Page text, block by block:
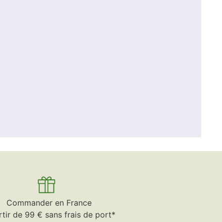
Commander en France
de 99 € sans frais de port*